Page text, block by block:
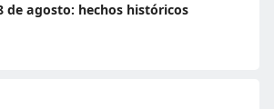
de agosto: hechos históricos